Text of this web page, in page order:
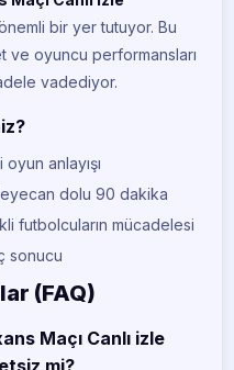
bir yer tutuyor. Bu
ve oyuncu performansları
vadediyor.
oyun anlayışı
dolu 90 dakika
futbolcuların mücadelesi
sonucu
(FAQ)
Maçı Canlı izle
mi?